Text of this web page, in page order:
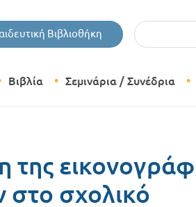
Βιβλιοθήκη
Βιβλία
Bazaar
Σεμινάρια / Συνέδρια
της
στο σχολικό